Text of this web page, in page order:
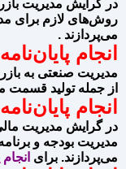
در گرایش مدیریت
روش‌های لازم برای
می‌پردازند .
انجام
مدیریت صنعتی به
از جمله تولید قسمت
انجام
در گرایش مدیریت
مدیریت بودجه و
می‌پردازند. برای